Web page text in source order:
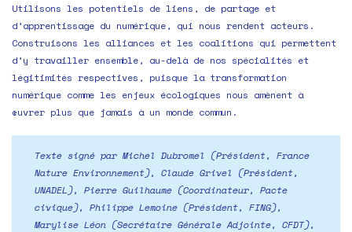
Utilisons les potentiels de liens, de partage et
d’apprentissage du numérique, qui nous rendent acteurs.
Construisons les alliances et les coalitions qui permettent
d’y travailler ensemble, au-delà de nos spécialités et
légitimités respectives, puisque la transformation
numérique comme les enjeux écologiques nous amènent à
œuvrer plus que jamais à un monde commun.
Texte signé par Michel Dubromel (Président, France
Nature Environnement), Claude Grivel (Président,
UNADEL), Pierre Guilhaume (Coordinateur, Pacte
civique), Philippe Lemoine (Président, FING),
Marylise Léon (Secrétaire Générale Adjointe, CFDT),